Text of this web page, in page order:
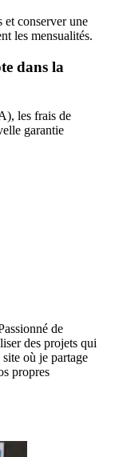
et conserver une
les mensualités.
dans la
les frais de
garantie
de
des projets qui
où je partage
propres